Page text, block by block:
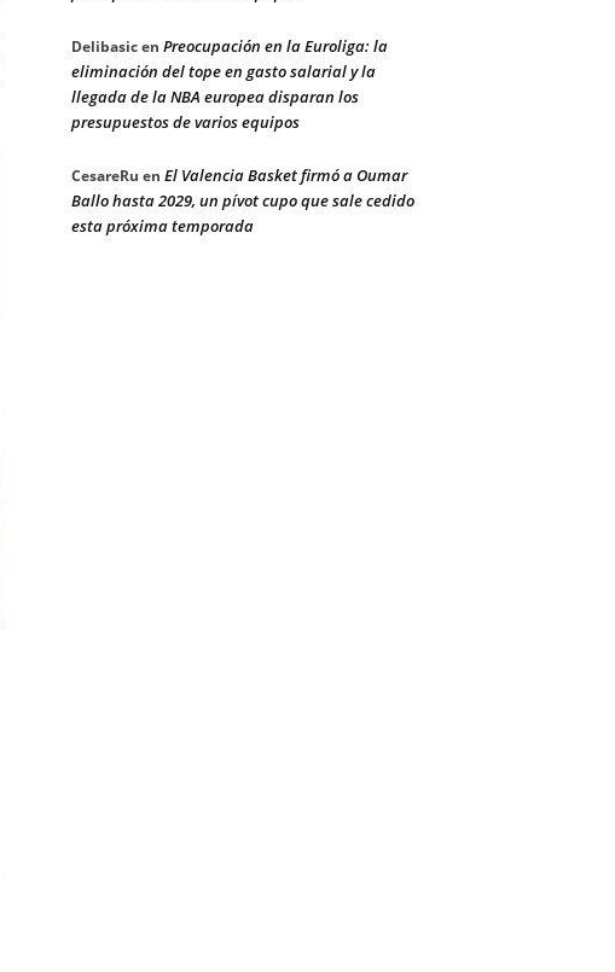
Delibasicen Preocupación en la Euroliga: la
eliminación del tope en gasto salarial y la
llegada de la NBA europea disparan los
presupuestos de varios equipos
CesareRu en El Valencia Basket firmó a Oumar
Ballo hasta 2029, un pívot cupo que sale cedido
esta próxima temporada